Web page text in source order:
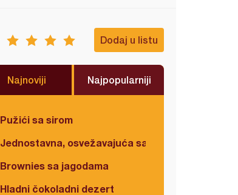
Dodaj u listu
Najnoviji Najpopularniji
Pužići sa sirom
Jednostavna, osvežavajuća salata
Brownies sa jagodama
Hladni čokoladni dezert